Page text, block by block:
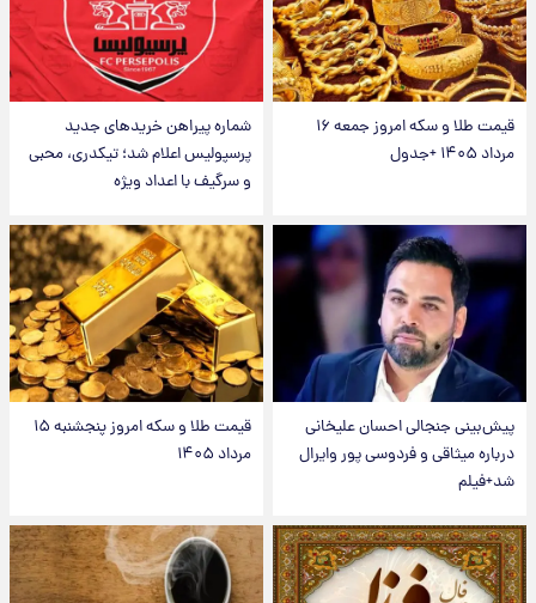
قیمت طلا و سکه امروز جمعه ۱۶
مرداد ۱۴۰۵ +جدول
شماره پیراهن خریدهای جدید
پرسپولیس اعلام شد؛ تیکدری، محبی
و سرگیف با اعداد ویژه
پیش‌بینی جنجالی احسان علیخانی
درباره میثاقی و فردوسی پور وایرال
شد+فیلم
قیمت طلا و سکه امروز پنجشنبه ۱۵
مرداد ۱۴۰۵